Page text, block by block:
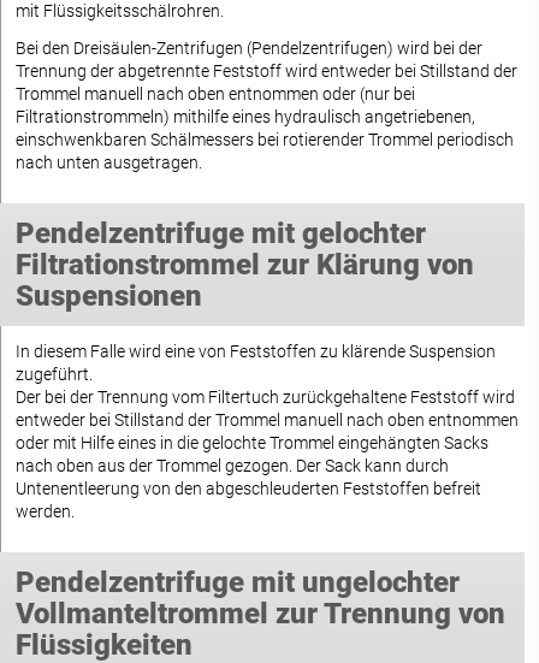
mit Flüssigkeitsschälrohren.
Bei den Dreisäulen-Zentrifugen (Pendelzentrifugen) wird bei der
Trennung der abgetrennte Feststoff wird entweder bei Stillstand der
Trommel manuell nach oben entnommen oder (nur bei
Filtrationstrommeln) mithilfe eines hydraulisch angetriebenen,
einschwenkbaren Schälmessers bei rotierender Trommel periodisch
nach unten ausgetragen.
Pendelzentrifuge mit gelochter
Filtrationstrommel zur Klärung von
Suspensionen
In diesem Falle wird eine von Feststoffen zu klärende Suspension
zugeführt.
Der bei der Trennung vom Filtertuch zurückgehaltene Feststoff wird
entweder bei Stillstand der Trommel manuell nach oben entnommen
oder mit Hilfe eines in die gelochte Trommel eingehängten Sacks
nach oben aus der Trommel gezogen. Der Sack kann durch
Untenentleerung von den abgeschleuderten Feststoffen befreit
werden.
Pendelzentrifuge mit ungelochter
Vollmanteltrommel zur Trennung von
Flüssigkeiten